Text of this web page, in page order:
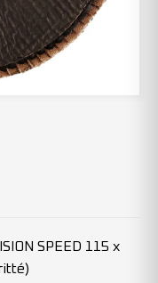
SPEED 115 x